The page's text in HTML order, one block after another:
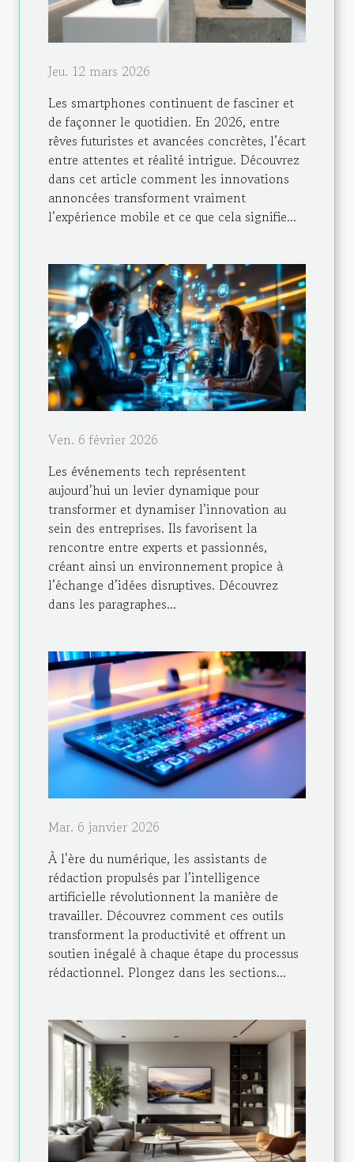
Jeu. 12 mars 2026
Les smartphones continuent de fasciner et
de façonner le quotidien. En 2026, entre
rêves futuristes et avancées concrètes, l’écart
entre attentes et réalité intrigue. Découvrez
dans cet article comment les innovations
annoncées transforment vraiment
l’expérience mobile et ce que cela signifie...
Ven. 6 février 2026
Les événements tech représentent
aujourd’hui un levier dynamique pour
transformer et dynamiser l’innovation au
sein des entreprises. Ils favorisent la
rencontre entre experts et passionnés,
créant ainsi un environnement propice à
l’échange d’idées disruptives. Découvrez
dans les paragraphes...
Mar. 6 janvier 2026
À l’ère du numérique, les assistants de
rédaction propulsés par l’intelligence
artificielle révolutionnent la manière de
travailler. Découvrez comment ces outils
transforment la productivité et offrent un
soutien inégalé à chaque étape du processus
rédactionnel. Plongez dans les sections...